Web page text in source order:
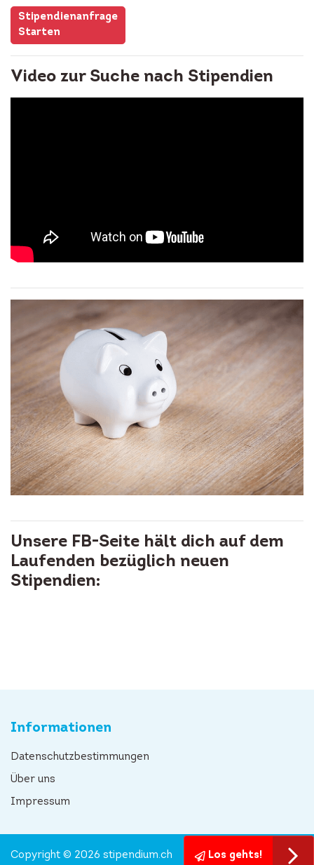
Stipendienanfrage
Starten
Video zur Suche nach Stipendien
Unsere FB-Seite hält dich auf dem
Laufenden bezüglich neuen
Stipendien:
Informationen
Datenschutzbestimmungen
Über uns
Impressum
Los gehts!
Copyright © 2026 stipendium.ch